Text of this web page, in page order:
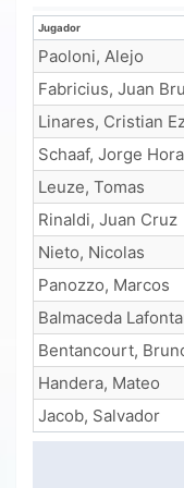
Jugador
Jugador
Paoloni, Alejo
Fabricius, Juan
Linares, Cristian
Schaaf, Jorge
Leuze, Tomas
Rinaldi, Juan Cruz
Nieto, Nicolas
Panozzo, Marcos
Balmaceda
Bentancourt,
Handera, Mateo
Jacob, Salvador